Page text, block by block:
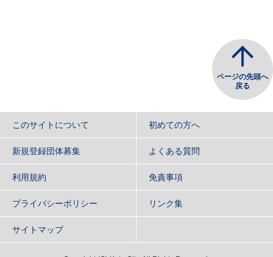
ページの先頭へ
戻る
このサイトについて 初めての方へ
新規登録団体募集 よくある質問
利用規約 免責事項
プライバシーポリシー リンク集
サイトマップ